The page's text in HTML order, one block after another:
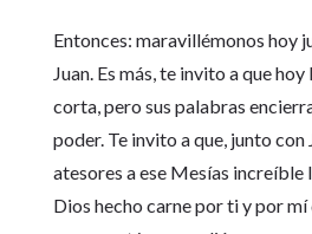
Entonces: maravillémonos hoy
Juan. Es más, te invito a que
corta, pero sus palabras
poder. Te invito a que, junto con
atesores a ese Mesías increíble
Dios hecho carne por ti y por